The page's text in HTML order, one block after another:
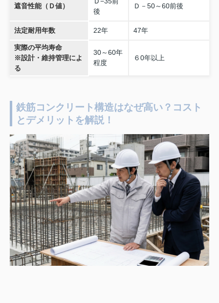
遮音性能（Ｄ値）
後
Ｄ－50～60前後
法定耐用年数 22年 47年
実際の平均寿命
※設計・維持管理によ
る
30～60年
程度
６0年以上
鉄筋コンクリート構造はなぜ高い？コスト
とデメリットを解説！